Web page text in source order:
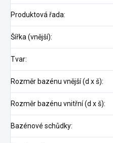
Produktová řada:
Šířka (vnější):
Tvar:
Rozměr bazénu vnější (d x š):
Rozměr bazénu vnitřní (d x š):
Bazénové schůdky: